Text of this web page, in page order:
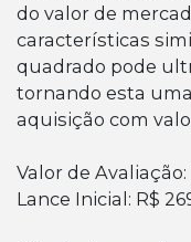
do valor de
características
quadrado pode
tornando esta
aquisição com
Valor de
Lance Inicial: R$